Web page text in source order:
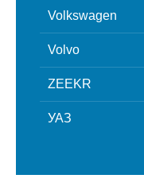
Volkswagen
Volvo
ZEEKR
УАЗ